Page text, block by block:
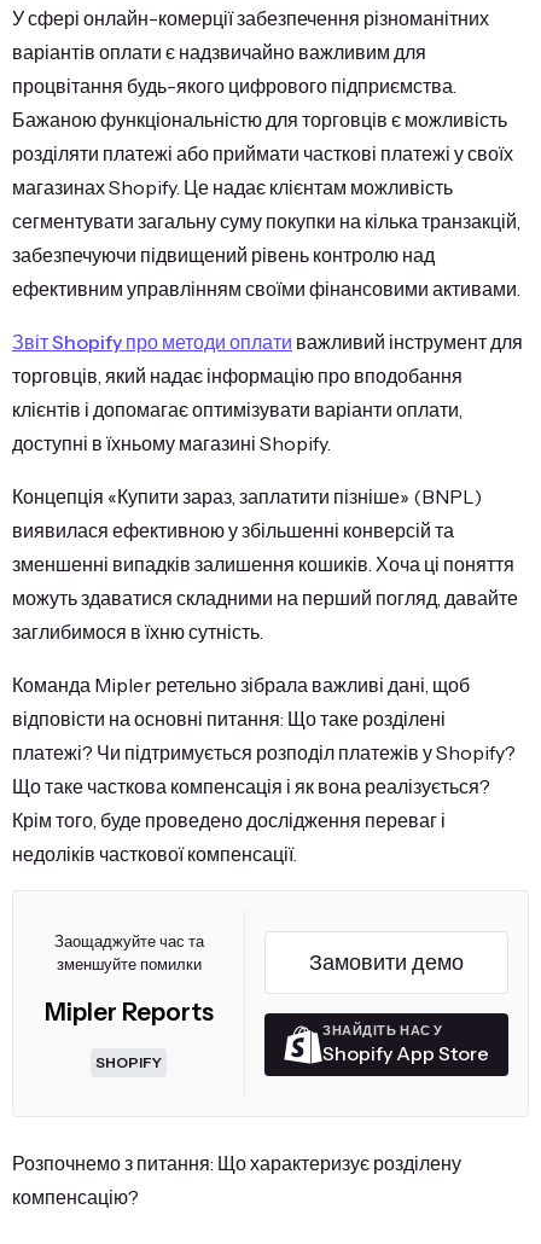
У сфері онлайн-комерції забезпечення різноманітних
варіантів оплати є надзвичайно важливим для
процвітання будь-якого цифрового підприємства.
Бажаною функціональністю для торговців є можливість
розділяти платежі або приймати часткові платежі у своїх
магазинах Shopify. Це надає клієнтам можливість
сегментувати загальну суму покупки на кілька транзакцій,
забезпечуючи підвищений рівень контролю над
ефективним управлінням своїми фінансовими активами.
Звіт Shopify про методи оплати важливий інструмент для
торговців, який надає інформацію про вподобання
клієнтів і допомагає оптимізувати варіанти оплати,
доступні в їхньому магазині Shopify.
Концепція «Купити зараз, заплатити пізніше» (BNPL)
виявилася ефективною у збільшенні конверсій та
зменшенні випадків залишення кошиків. Хоча ці поняття
можуть здаватися складними на перший погляд, давайте
заглибимося в їхню сутність.
Команда Mipler ретельно зібрала важливі дані, щоб
відповісти на основні питання: Що таке розділені
платежі? Чи підтримується розподіл платежів у Shopify?
Що таке часткова компенсація і як вона реалізується?
Крім того, буде проведено дослідження переваг і
недоліків часткової компенсації.
Заощаджуйте час та
зменшуйте помилки
Mipler Reports
SHOPIFY
Замовити демо
ЗНАЙДІТЬ НАС У
Shopify App Store
Розпочнемо з питання: Що характеризує розділену
компенсацію?